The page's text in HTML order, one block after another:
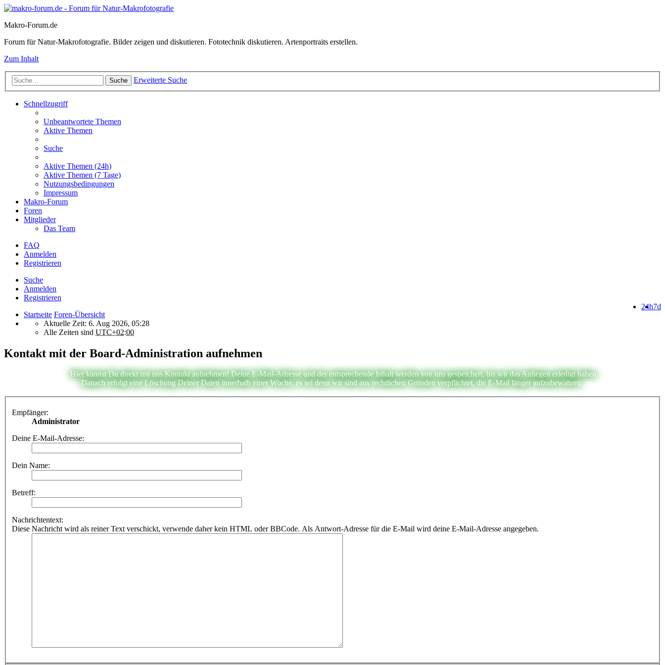
Makro-Forum.de
Forum für Natur-Makrofotografie. Bilder zeigen und diskutieren. Fototechnik diskutieren. Artenportraits erstellen.
Zum Inhalt
Suche Erweiterte Suche
Schnellzugriff
Unbeantwortete Themen
Aktive Themen
Suche
Aktive Themen (24h)
Aktive Themen (7 Tage)
Nutzungsbedingungen
Impressum
Makro-Forum
Foren
Mitglieder
Das Team
FAQ
Anmelden
Registrieren
Suche
Anmelden
Registrieren
7d
24h
Startseite Foren-Übersicht
Aktuelle Zeit: 6. Aug 2026, 05:28
Alle Zeiten sind UTC+02:00
Kontakt mit der Board-Administration aufnehmen
Hier kannst Du direkt mit uns Kontakt aufnehmen! Deine E-Mail-Adresse und der entsprechende Inhalt werden von uns gespeichert, bis wir das Anliegen erledigt haben.
Danach erfolgt eine Löschung Deiner Daten innerhalb einer Woche, es sei denn wir sind aus rechtlichen Gründen verpflichtet, die E-Mail länger aufzubewahren
Empfänger:
Administrator
Deine E-Mail-Adresse:
Dein Name:
Betreff:
Nachrichtentext:
Diese Nachricht wird als reiner Text verschickt, verwende daher kein HTML oder BBCode. Als Antwort-Adresse für die E-Mail wird deine E-Mail-Adresse angegeben.